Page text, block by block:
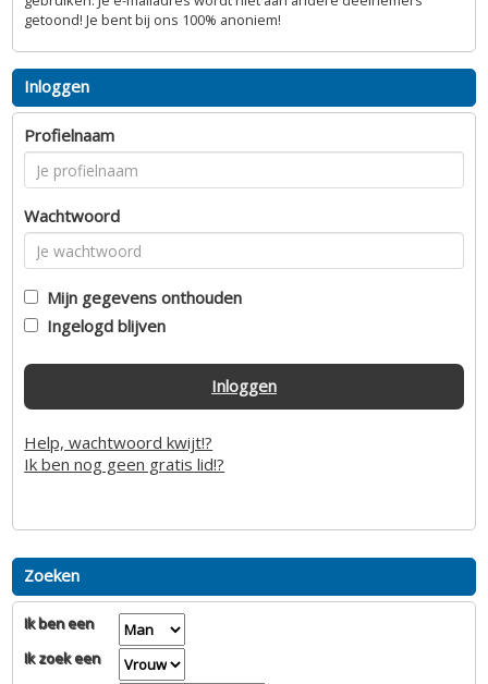
getoond! Je bent bij ons 100% anoniem!
Inloggen
Profielnaam
Wachtwoord
Mijn gegevens onthouden
Ingelogd blijven
Inloggen
Help, wachtwoord kwijt!?
Ik ben nog geen gratis lid!?
Zoeken
Ik ben een
Ik zoek een